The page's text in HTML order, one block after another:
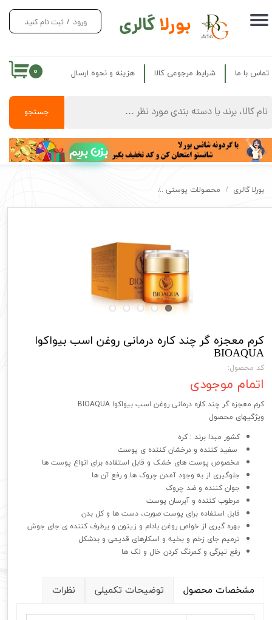
بورلاگالری
جستجو
ورود / ثبت نام کنید
حساب کاربری من
سفارشات
خروج از حساب کاربری
۰ تماس با ما شرایط مرجوعی کالا هزینه و نحوه ارسال
بزن بریم
بورلا گالری محصولات پوستی
کرم معجزه گر چند کاره درمانی روغن اسب بیواکوا
BIOAQUA
کد محصول:
اتمام موجودی
کرم معجزه گر چند کاره درمانی روغن اسب بیواکوا BIOAQUA
ویژگیهای محصول
کشور مبدا برند : کره
سفید کننده و درخشان کننده ی پوست
مخصوص پوست های خشک و قابل استفاده برای انواع پوست ها
جلوگیری از به وجود آمدن چروک ها و رفع آن ها
جوان کننده و ضد چروک
مرطوب کننده و آبرسان پوست
قابل استفاده برای پوست صورت، دست ها و کل بدن
بهره گیری از خواص روغن بادام و زیتون و برطرف کننده ی جای جوش
ترمیم جای زخم و بخیه و اسکارهای قدیمی و بدشکل
رفع تیرگی و کمرنگ کردن خال و لک ها
مشخصات محصول توضیحات تکمیلی نظرات